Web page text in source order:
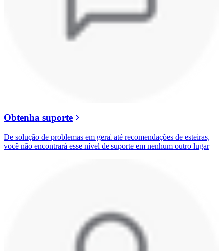
Obtenha suporte
De solução de problemas em geral até recomendações de esteiras,
você não encontrará esse nível de suporte em nenhum outro lugar